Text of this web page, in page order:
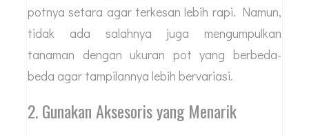
potnya setara agar terkesan lebih rapi. Namun,
tidak ada salahnya juga mengumpulkan
tanaman dengan ukuran pot yang berbeda-
beda agar tampilannya lebih bervariasi.
2. Gunakan Aksesoris yang Menarik